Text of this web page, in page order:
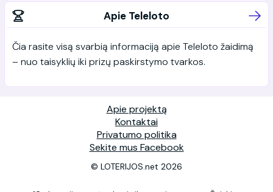
Apie Teleloto
Čia rasite visą svarbią informaciją apie Teleloto žaidimą
– nuo taisyklių iki prizų paskirstymo tvarkos.
Apie projektą
Kontaktai
Privatumo politika
Sekite mus Facebook
© LOTERIJOS.net 2026